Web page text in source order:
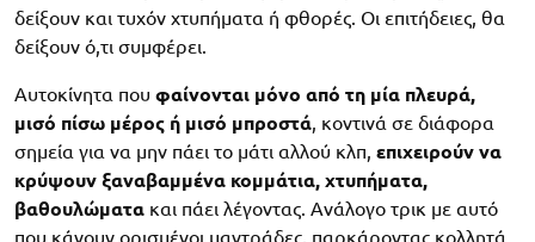
δείξουν και τυχόν χτυπήματα ή φθορές. Οι επιτήδειες, θα
δείξουν ό,τι συμφέρει.
Αυτοκίνητα που φαίνονται μόνο από τη μία πλευρά,
μισό πίσω μέρος ή μισό μπροστά, κοντινά σε διάφορα
σημεία για να μην πάει το μάτι αλλού κλπ, επιχειρούν να
κρύψουν ξαναβαμμένα κομμάτια, χτυπήματα,
βαθουλώματα και πάει λέγοντας. Ανάλογο τρικ με αυτό
που κάνουν ορισμένοι μαντράδες, παρκάροντας κολλητά